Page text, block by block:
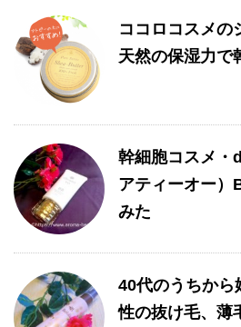
ココロコスメの
天然の保湿力で
幹細胞コスメ・
アティーオー）
みた
40代のうちから
性の抜け毛、薄